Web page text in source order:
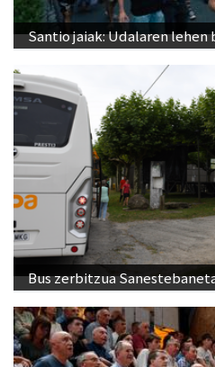
Santio jaiak: Udalaren lehen
Bus zerbitzua